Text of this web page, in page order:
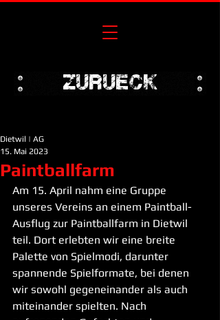
zurueck
Paintballfarm
Dietwil | AG
15. Mai 2023
Am 15. April nahm eine Gruppe
unseres Vereins an einem Paintball-
Ausflug zur Paintballfarm in Dietwil
teil. Dort erlebten wir eine breite
Palette von Spielmodi, darunter
spannende Spielformate, bei denen
wir sowohl gegeneinander als auch
miteinander spielten. Nach